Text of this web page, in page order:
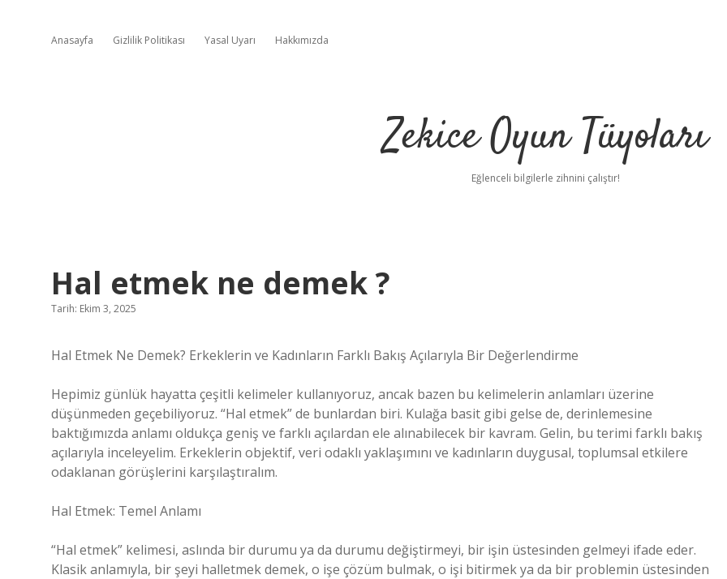
Anasayfa Gizlilik Politikası Yasal Uyarı Hakkımızda
Zekice Oyun Tüyoları
Eğlenceli bilgilerle zihnini çalıştır!
Hal etmek ne demek ?
Tarih: Ekim 3, 2025
Hal Etmek Ne Demek? Erkeklerin ve Kadınların Farklı Bakış Açılarıyla Bir Değerlendirme
Hepimiz günlük hayatta çeşitli kelimeler kullanıyoruz, ancak bazen bu kelimelerin anlamları üzerine
düşünmeden geçebiliyoruz. “Hal etmek” de bunlardan biri. Kulağa basit gibi gelse de, derinlemesine
baktığımızda anlamı oldukça geniş ve farklı açılardan ele alınabilecek bir kavram. Gelin, bu terimi farklı bakış
açılarıyla inceleyelim. Erkeklerin objektif, veri odaklı yaklaşımını ve kadınların duygusal, toplumsal etkilere
odaklanan görüşlerini karşılaştıralım.
Hal Etmek: Temel Anlamı
“Hal etmek” kelimesi, aslında bir durumu ya da durumu değiştirmeyi, bir işin üstesinden gelmeyi ifade eder.
Klasik anlamıyla, bir şeyi halletmek demek, o işe çözüm bulmak, o işi bitirmek ya da bir problemin üstesinden